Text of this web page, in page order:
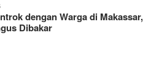
dengan Warga di Makassar,
Dibakar